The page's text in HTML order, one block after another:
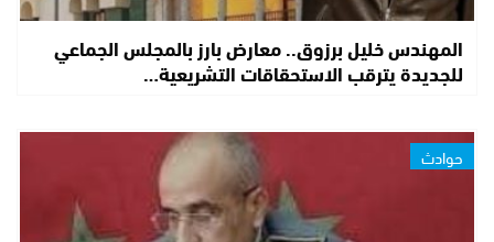
المهندس خليل برزوق.. معارض بارز بالمجلس الجماعي
للجديدة يترقب الاستحقاقات التشريعية…
حوادث